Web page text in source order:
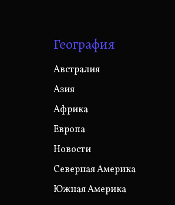
География
Австралия
Азия
Африка
Европа
Новости
Северная Америка
Южная Америка